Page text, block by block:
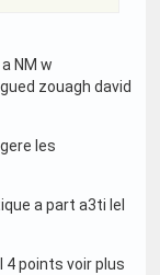
NM w
zouagh david
les
a part a3ti lel
4 points voir plus